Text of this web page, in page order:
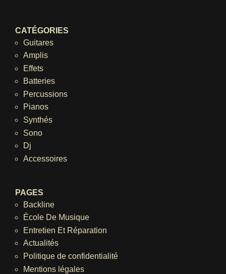
CATÉGORIES
Guitares
Amplis
Effets
Batteries
Percussions
Pianos
Synthés
Sono
Dj
Accessoires
PAGES
Backline
École De Musique
Entretien Et Réparation
Actualités
Politique de confidentialité
Mentions légales